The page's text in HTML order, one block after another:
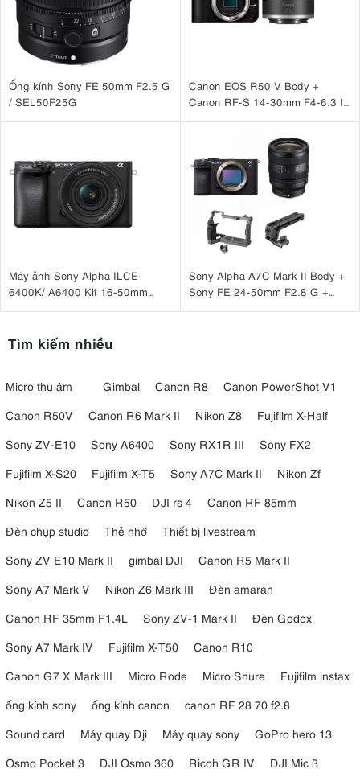
Ống kính Sony FE 50mm F2.5 G
/ SEL50F25G
Canon EOS R50 V Body +
Canon RF-S 14-30mm F4-6.3 IS
Máy ảnh Sony Alpha ILCE-
6400K/ A6400 Kit 16-50mm
Sony Alpha A7C Mark II Body +
Sony FE 24-50mm F2.8 G +
Tìm kiếm nhiều
Micro thu âm Gimbal Canon R8
Canon PowerShot V1
Canon R50V
Canon R6 Mark II Nikon Z8
Fujifilm X-Half
Sony ZV-E10
Sony A6400 Sony RX1R III
Sony FX2
Fujifilm X-S20
Fujifilm X-T5 Sony A7C Mark II
Nikon Zf
Nikon Z5 II
Canon R50 DJI rs 4
Canon RF 85mm
Đèn chụp studio
Thẻ nhớ
Thiết bị livestream
Sony ZV E10 Mark II
gimbal DJI
Canon R5 Mark II
Sony A7 Mark V
Nikon Z6 Mark III
Đèn amaran
Canon RF 35mm F1.4L
Sony ZV-1 Mark II
Đèn Godox
Sony A7 Mark IV
Fujifilm X-T50
Canon R10
Canon G7 X Mark III
Micro Rode Micro Shure
Fujifilm instax
ống kính sony
ống kính canon
canon RF 28 70 f2.8
Sound card
Máy quay Dji Máy quay sony
GoPro hero 13
Osmo Pocket 3
DJI Osmo 360 Ricoh GR IV
DJI Mic 3